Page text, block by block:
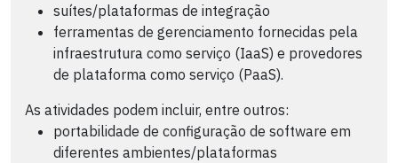
suítes/plataformas de integração
ferramentas de gerenciamento fornecidas pela
infraestrutura como serviço (IaaS) e provedores
de plataforma como serviço (PaaS).
As atividades podem incluir, entre outros:
portabilidade de configuração de software em
diferentes ambientes/plataformas